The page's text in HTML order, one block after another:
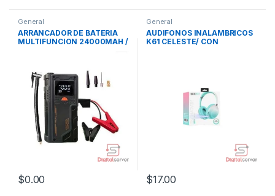
General
ARRANCADOR DE BATERIA
MULTIFUNCION 24000MAH /
$0.00
General
AUDIFONOS INALAMBRICOS
K61 CELESTE/ CON
$17.00